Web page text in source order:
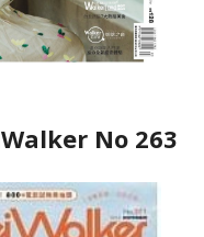
No 263